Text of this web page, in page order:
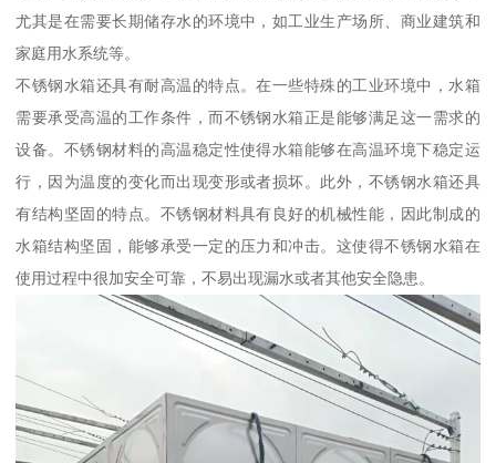
尤其是在需要长期储存水的环境中，如工业生产场所、商业建筑和
家庭用水系统等。
不锈钢水箱还具有耐高温的特点。在一些特殊的工业环境中，水箱
需要承受高温的工作条件，而不锈钢水箱正是能够满足这一需求的
设备。不锈钢材料的高温稳定性使得水箱能够在高温环境下稳定运
行，因为温度的变化而出现变形或者损坏。此外，不锈钢水箱还具
有结构坚固的特点。不锈钢材料具有良好的机械性能，因此制成的
水箱结构坚固，能够承受一定的压力和冲击。这使得不锈钢水箱在
使用过程中很加安全可靠，不易出现漏水或者其他安全隐患。